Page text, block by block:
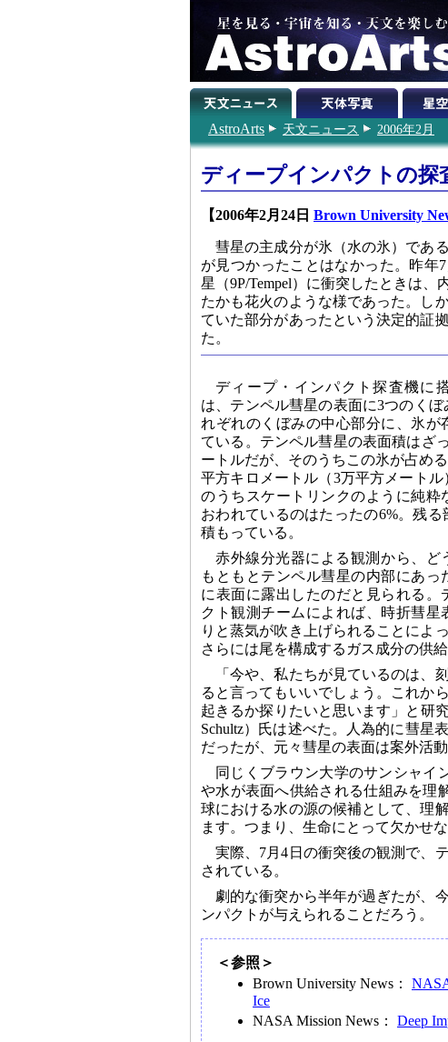
AstroArts 天文ニュース 2006年2月
ディープインパクトの探
【2006年2月24日 Brown University
彗星の主成分が氷（水の氷）であ
が見つかったことはなかった。昨年
星（9P/Tempel）に衝突したときは
たかも花火のような様であった。し
ていた部分があったという決定的証
た。
ディープ・インパクト探査機に
は、テンペル彗星の表面に3つのく
れぞれのくぼみの中心部分に、氷が
ている。テンペル彗星の表面積はざ
ートルだが、そのうちこの氷が占め
平方キロメートル（3万平方メートル
のうちスケートリンクのように純粋
おわれているのはたったの6%。残
積もっている。
赤外線分光器による観測から、ど
もともとテンペル彗星の内部にあっ
に表面に露出したのだと見られる。
クト観測チームによれば、時折彗星
りと蒸気が吹き上げられることによ
さらには尾を構成するガス成分の供
「今や、私たちが見ているのは、
ると言ってもいいでしょう。これか
起きるか探りたいと思います」と研
Schultz）氏は述べた。人為的に彗星
だったが、元々彗星の表面は案外活
同じくブラウン大学のサンシャイ
や水が表面へ供給される仕組みを理
球における水の源の候補として、理
ます。つまり、生命にとって欠かせ
実際、7月4日の衝突後の観測で、
されている。
劇的な衝突から半年が過ぎたが、
ンパクトが与えられることだろう。
＜参照＞
Brown University News：
Ice
NASA Mission News： Deep